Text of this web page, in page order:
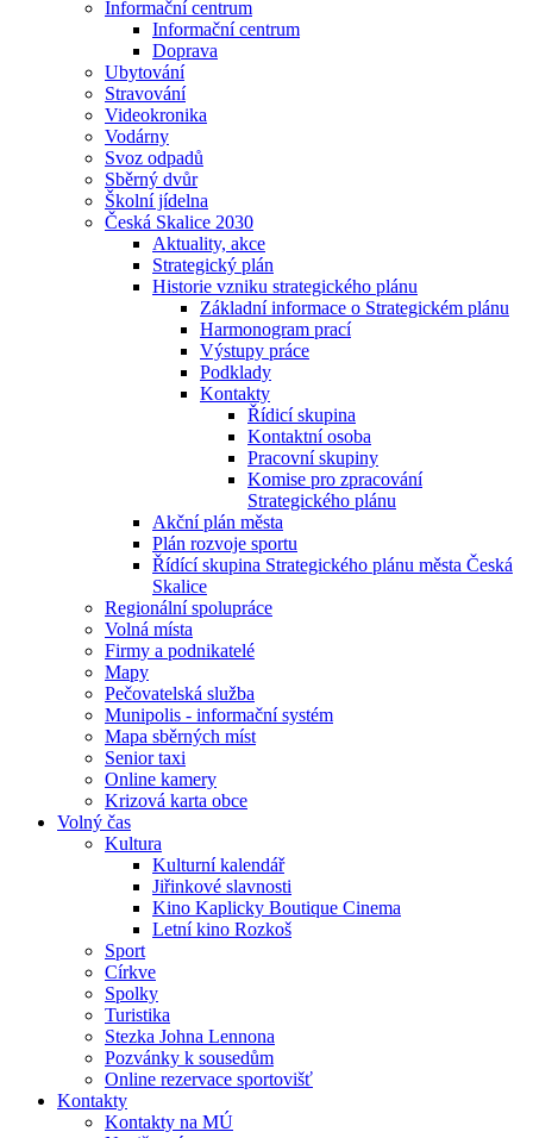
Informační centrum
Informační centrum
Doprava
Ubytování
Stravování
Videokronika
Vodárny
Svoz odpadů
Sběrný dvůr
Školní jídelna
Česká Skalice 2030
Aktuality, akce
Strategický plán
Historie vzniku strategického plánu
Základní informace o Strategickém plánu
Harmonogram prací
Výstupy práce
Podklady
Kontakty
Řídicí skupina
Kontaktní osoba
Pracovní skupiny
Komise pro zpracování
Strategického plánu
Akční plán města
Plán rozvoje sportu
Řídící skupina Strategického plánu města Česká
Skalice
Regionální spolupráce
Volná místa
Firmy a podnikatelé
Mapy
Pečovatelská služba
Munipolis - informační systém
Mapa sběrných míst
Senior taxi
Online kamery
Krizová karta obce
Volný čas
Kultura
Kulturní kalendář
Jiřinkové slavnosti
Kino Kaplicky Boutique Cinema
Letní kino Rozkoš
Sport
Církve
Spolky
Turistika
Stezka Johna Lennona
Pozvánky k sousedům
Online rezervace sportovišť
Kontakty
Kontakty na MÚ